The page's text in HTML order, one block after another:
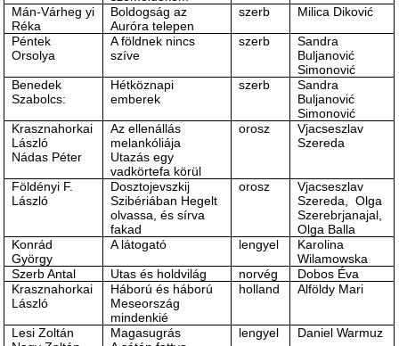
Mán-Várheg yi
Réka
Boldogság az
Auróra telepen
szerb Milica Diković
Péntek
Orsolya
A földnek nincs
szíve
szerb
Sandra
Buljanović
Simonović
Benedek
Szabolcs:
Hétköznapi
emberek
szerb
Sandra
Buljanović
Simonović
Krasznahorkai
László
Nádas Péter
Az ellenállás
melankóliája
Utazás egy
vadkörtefa körül
orosz
Vjacseszlav
Szereda
Földényi F.
László
Dosztojevszkij
Szibériában Hegelt
olvassa, és sírva
fakad
orosz
Vjacseszlav
Szereda, Olga
Szerebrjanajal,
Olga Balla
Konrád
György
A látogató lengyel
Karolina
Wilamowska
Szerb Antal
Utas és holdvilág norvég
Dobos Éva
Krasznahorkai
László
Háború és háború
Meseország
mindenkié
holland Alföldy Mari
Lesi Zoltán
Magasugrás
lengyel Daniel Warmuz